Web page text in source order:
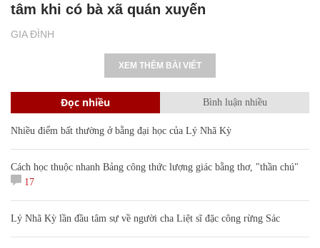
GIA ĐÌNH
tâm khi có bà xã quán xuyến
XEM THÊM BÀI VIẾT
Đọc nhiều Bình luận nhiều
Nhiều điểm bất thường ở bằng đại học của Lý Nhã Kỳ
Cách học thuộc nhanh Bảng công thức lượng giác bằng thơ, "thần chú"
17
Lý Nhã Kỳ lần đầu tâm sự về người cha Liệt sĩ đặc công rừng Sác